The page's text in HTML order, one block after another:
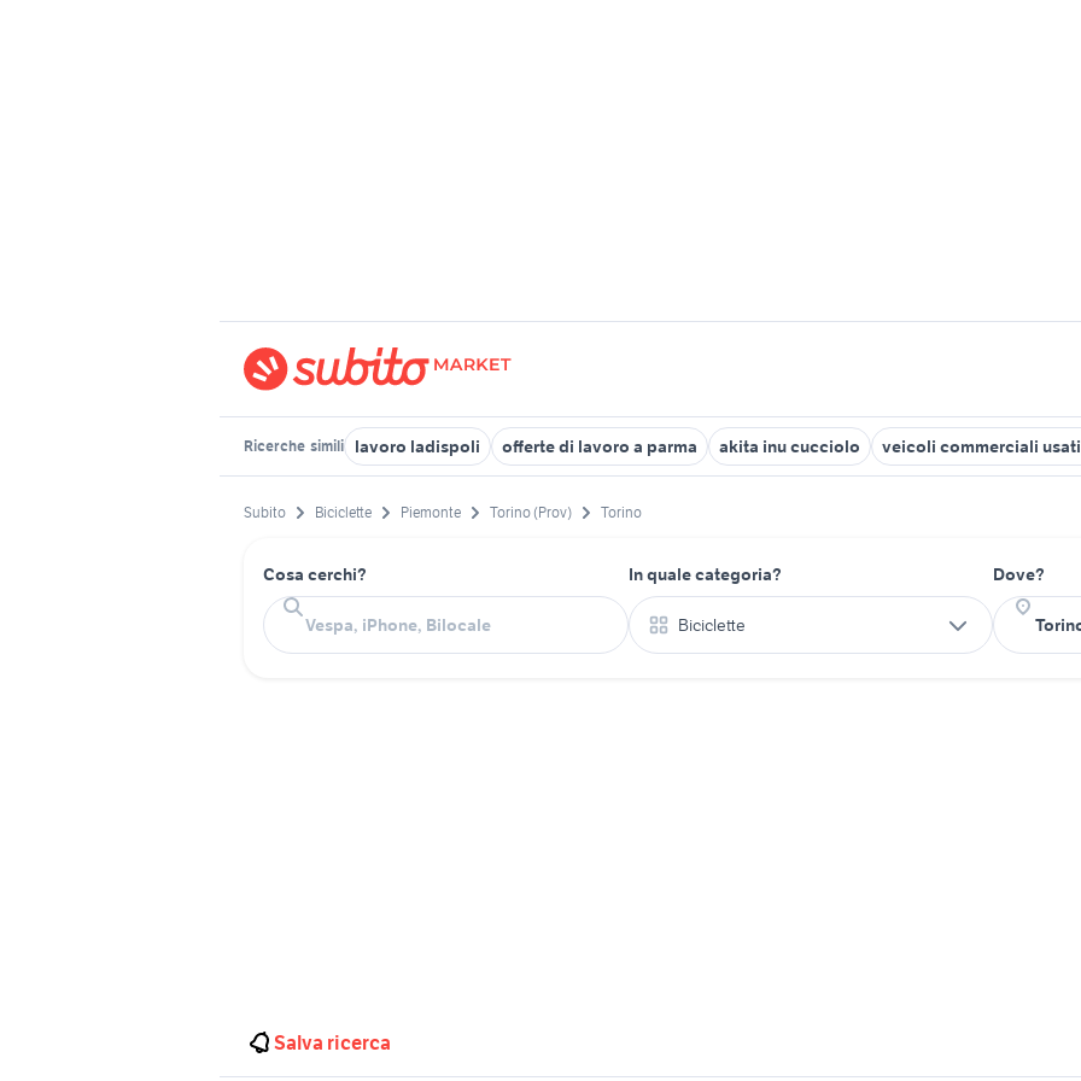
Ricerche simili lavoro ladispoli offerte di lavoro a parma akita inu cucciolo veicoli commerciali
Subito Biciclette Piemonte Torino (Prov) Torino
Cosa cerchi? In quale categoria?
Biciclette
Dove?
Salva ricerca